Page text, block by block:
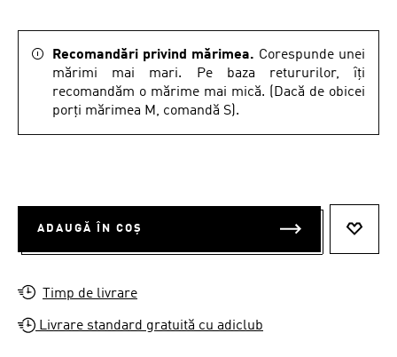
Recomandări privind mărimea. Corespunde unei
mărimi mai mari. Pe baza retururilor, îți
recomandăm o mărime mai mică. (Dacă de obicei
porți mărimea M, comandă S).
ADAUGĂ ÎN COȘ
Timp de livrare
Livrare standard gratuită cu adiclub